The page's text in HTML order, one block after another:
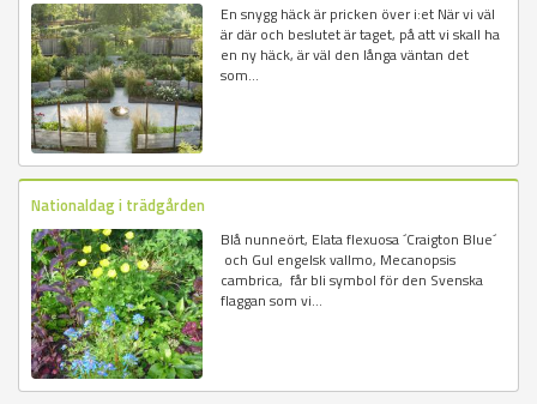
En snygg häck är pricken över i:et När vi väl
är där och beslutet är taget, på att vi skall ha
en ny häck, är väl den långa väntan det
som...
Nationaldag i trädgården
Blå nunneört, Elata flexuosa ´Craigton Blue´
och Gul engelsk vallmo, Mecanopsis
cambrica, får bli symbol för den Svenska
flaggan som vi...